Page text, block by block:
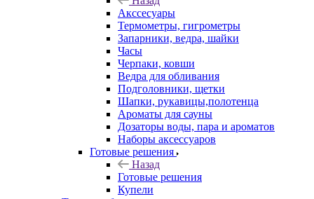
Аксcесуары
Термометры, гигрометры
Запарники, ведра, шайки
Часы
Черпаки, ковши
Ведра для обливания
Подголовники, щетки
Шапки, рукавицы,полотенца
Ароматы для сауны
Дозаторы воды, пара и ароматов
Наборы аксессуаров
Готовые решения
Назад
Готовые решения
Купели